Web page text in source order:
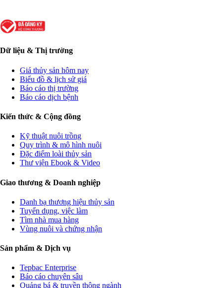
Dữ liệu & Thị trường
Giá thủy sản hôm nay
Biểu đồ & lịch sử giá
Báo cáo thị trường
Báo cáo dịch bệnh
Kiến thức & Cộng đồng
Kỹ thuật nuôi trồng
Quy trình & mô hình nuôi
Đặc điểm loài thủy sản
Thư viện Ebook & Video
Giao thương & Doanh nghiệp
Danh bạ thương hiệu thủy sản
Tuyển dụng, việc làm
Tìm nhà mua hàng
Vùng nuôi và chứng nhận
Sản phẩm & Dịch vụ
Tepbac Enterprise
Báo cáo chuyên sâu
Quảng bá & truyền thông ngành